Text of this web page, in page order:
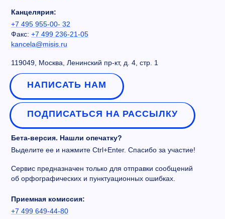
Канцелярия:
+7 495 955-00- 32
Факс: +7 499 236-21-05
kancela@misis.ru
119049, Москва, Ленинский пр-кт, д. 4, стр. 1
НАПИСАТЬ НАМ
ПОДПИСАТЬСЯ НА РАССЫЛКУ
Бета-версия. Нашли опечатку?
Выделите ее и нажмите Ctrl+Enter. Спасибо за участие!
Сервис предназначен только для отправки сообщений
об орфографических и пунктуационных ошибках.
Приемная комиссия:
+7 499 649-44-80